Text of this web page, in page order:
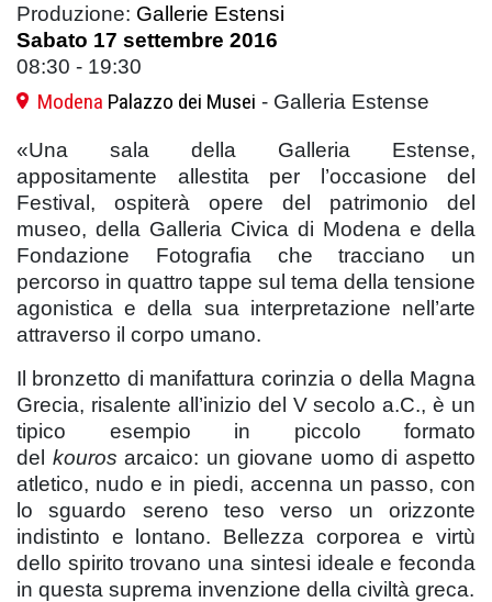
Produzione: Gallerie Estensi
Sabato 17 settembre 2016
08:30 - 19:30
Modena Palazzo dei Musei - Galleria Estense
«Una sala della Galleria Estense,
appositamente allestita per l’occasione del
Festival, ospiterà opere del patrimonio del
museo, della Galleria Civica di Modena e della
Fondazione Fotografia che tracciano un
percorso in quattro tappe sul tema della tensione
agonistica e della sua interpretazione nell’arte
attraverso il corpo umano.
Il bronzetto di manifattura corinzia o della Magna
Grecia, risalente all’inizio del V secolo a.C., è un
tipico esempio in piccolo formato
del kouros arcaico: un giovane uomo di aspetto
atletico, nudo e in piedi, accenna un passo, con
lo sguardo sereno teso verso un orizzonte
indistinto e lontano. Bellezza corporea e virtù
dello spirito trovano una sintesi ideale e feconda
in questa suprema invenzione della civiltà greca.